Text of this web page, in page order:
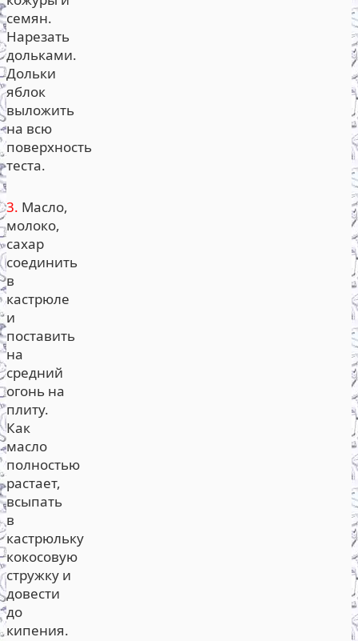
семян.
Нарезать
дольками.
Дольки
яблок
выложить
на всю
поверхность
теста.
3. Масло,
молоко,
сахар
соединить
в
кастрюле
и
поставить
на
средний
огонь на
плиту.
Как
масло
полностью
растает,
всыпать
в
кастрюльку
кокосовую
стружку и
довести
до
кипения.